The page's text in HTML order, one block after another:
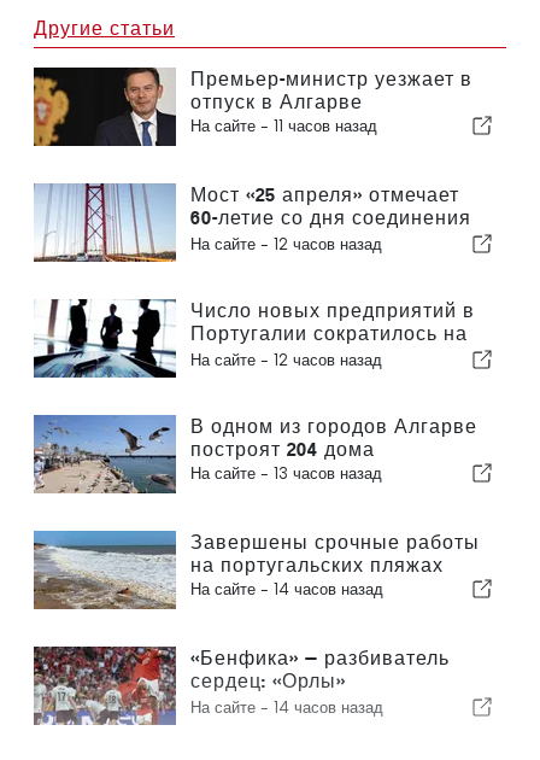
Другие статьи
Премьер-министр уезжает в
отпуск в Алгарве
На сайте - 11 часов назад
Мост «25 апреля» отмечает
60-летие со дня соединения
Лиссабона и Альмады
На сайте - 12 часов назад
Число новых предприятий в
Португалии сократилось на
4,2 %
На сайте - 12 часов назад
В одном из городов Алгарве
построят 204 дома
На сайте - 13 часов назад
Завершены срочные работы
на португальских пляжах
На сайте - 14 часов назад
«Бенфика» — разбиватель
сердец: «Орлы»
отправляются в Эдинбург,
На сайте - 14 часов назад